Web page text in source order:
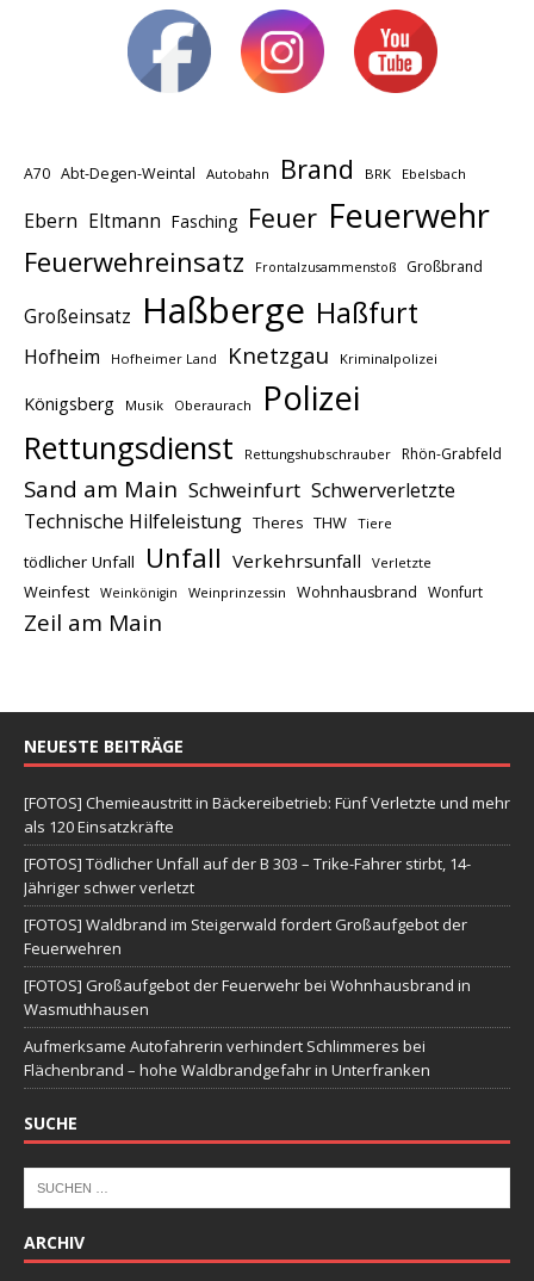
A70 Abt-Degen-Weintal Autobahn Brand BRK Ebelsbach
Ebern Eltmann Fasching Feuer Feuerwehr
Feuerwehreinsatz Frontalzusammenstoß Großbrand
Großeinsatz Haßberge Haßfurt
Hofheim Hofheimer Land Knetzgau Kriminalpolizei
Königsberg Musik Oberaurach Polizei
Rettungsdienst Rettungshubschrauber Rhön-Grabfeld
Sand am Main Schweinfurt Schwerverletzte
Technische Hilfeleistung Theres THW Tiere
tödlicher Unfall Unfall Verkehrsunfall Verletzte
Weinfest Weinkönigin Weinprinzessin Wohnhausbrand Wonfurt
Zeil am Main
NEUESTE BEITRÄGE
[FOTOS] Chemieaustritt in Bäckereibetrieb: Fünf Verletzte und mehr
als 120 Einsatzkräfte
[FOTOS] Tödlicher Unfall auf der B 303 – Trike-Fahrer stirbt, 14-
Jähriger schwer verletzt
[FOTOS] Waldbrand im Steigerwald fordert Großaufgebot der
Feuerwehren
[FOTOS] Großaufgebot der Feuerwehr bei Wohnhausbrand in
Wasmuthhausen
Aufmerksame Autofahrerin verhindert Schlimmeres bei
Flächenbrand – hohe Waldbrandgefahr in Unterfranken
SUCHE
ARCHIV